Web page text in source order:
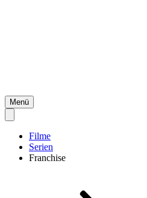
Menü
Filme
Serien
Franchise